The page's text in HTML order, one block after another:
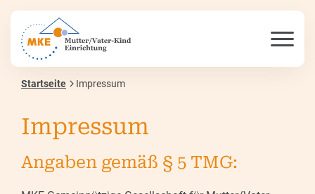
Startseite Impressum
Impressum
Angaben gemäß § 5 TMG: